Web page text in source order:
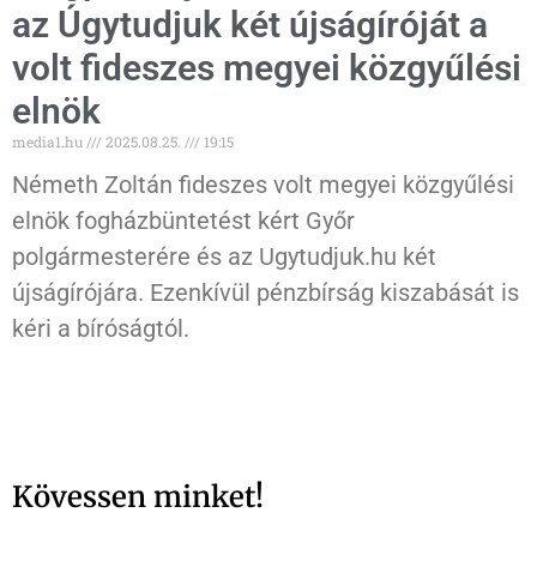
az Úgytudjuk két újságíróját a
volt fideszes megyei közgyűlési
elnök
media1.hu 2025.08.25. 19:15
Németh Zoltán fideszes volt megyei közgyűlési
elnök fogházbüntetést kért Győr
polgármesterére és az Ugytudjuk.hu két
újságírójára. Ezenkívül pénzbírság kiszabását is
kéri a bíróságtól.
Kövessen minket!